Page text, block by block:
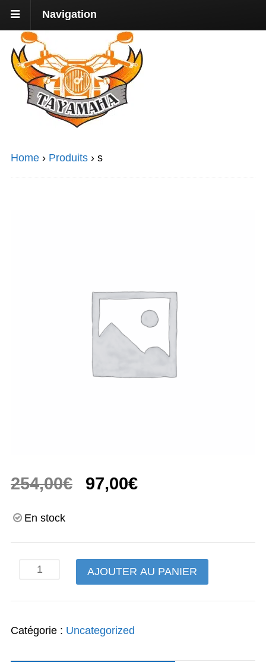
Navigation
Home › Produits › s
254,00€
Le
était :
254,00€.
97,00€Le
est :
97,00€.
En stock
quantité
s
AJOUTER AU PANIER
Catégorie : Uncategorized